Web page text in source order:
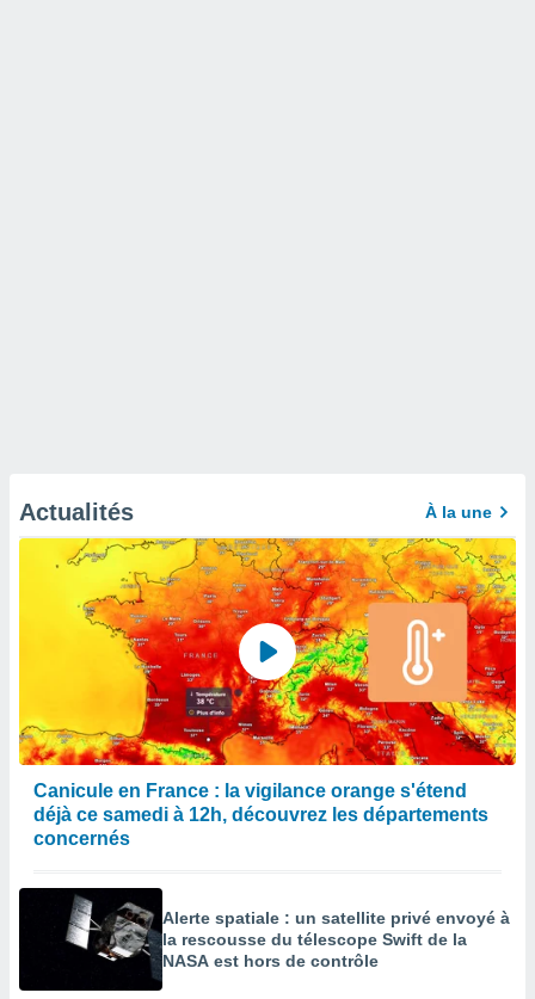
Actualités À la une
Canicule en France : la vigilance orange s'étend
déjà ce samedi à 12h, découvrez les départements
concernés
Alerte spatiale : un satellite privé envoyé à
la rescousse du télescope Swift de la
NASA est hors de contrôle